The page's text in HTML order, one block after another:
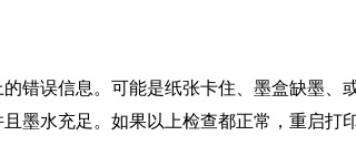
错误信息。可能是纸张卡住、墨盒缺墨、
墨水充足。如果以上检查都正常，重启打